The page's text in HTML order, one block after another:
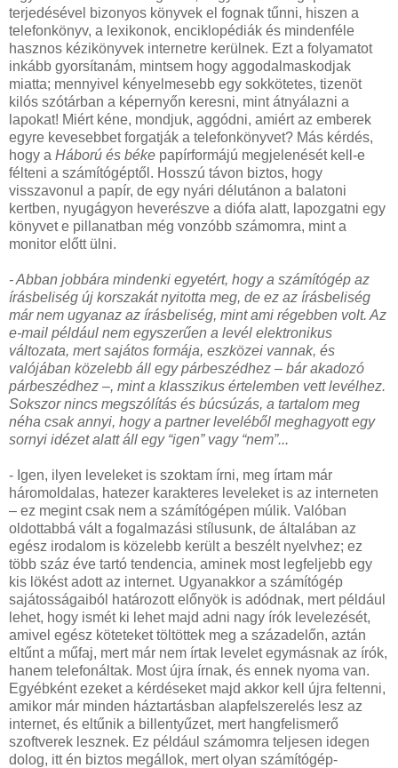
terjedésével bizonyos könyvek el fognak tűnni, hiszen a
telefonkönyv, a lexikonok, enciklopédiák és mindenféle
hasznos kézikönyvek internetre kerülnek. Ezt a folyamatot
inkább gyorsítanám, mintsem hogy aggodalmaskodjak
miatta; mennyivel kényelmesebb egy sokkötetes, tizenöt
kilós szótárban a képernyőn keresni, mint átnyálazni a
lapokat! Miért kéne, mondjuk, aggódni, amiért az emberek
egyre kevesebbet forgatják a telefonkönyvet? Más kérdés,
hogy a Háború és béke papírformájú megjelenését kell-e
félteni a számítógéptől. Hosszú távon biztos, hogy
visszavonul a papír, de egy nyári délutánon a balatoni
kertben, nyugágyon heverészve a diófa alatt, lapozgatni egy
könyvet e pillanatban még vonzóbb számomra, mint a
monitor előtt ülni.
- Abban jobbára mindenki egyetért, hogy a számítógép az
írásbeliség új korszakát nyitotta meg, de ez az írásbeliség
már nem ugyanaz az írásbeliség, mint ami régebben volt. Az
e-mail például nem egyszerűen a levél elektronikus
változata, mert sajátos formája, eszközei vannak, és
valójában közelebb áll egy párbeszédhez – bár akadozó
párbeszédhez –, mint a klasszikus értelemben vett levélhez.
Sokszor nincs megszólítás és búcsúzás, a tartalom meg
néha csak annyi, hogy a partner leveléből meghagyott egy
sornyi idézet alatt áll egy “igen” vagy “nem”...
- Igen, ilyen leveleket is szoktam írni, meg írtam már
háromoldalas, hatezer karakteres leveleket is az interneten
– ez megint csak nem a számítógépen múlik. Valóban
oldottabbá vált a fogalmazási stílusunk, de általában az
egész irodalom is közelebb került a beszélt nyelvhez; ez
több száz éve tartó tendencia, aminek most legfeljebb egy
kis lökést adott az internet. Ugyanakkor a számítógép
sajátosságaiból határozott előnyök is adódnak, mert például
lehet, hogy ismét ki lehet majd adni nagy írók levelezését,
amivel egész köteteket töltöttek meg a századelőn, aztán
eltűnt a műfaj, mert már nem írtak levelet egymásnak az írók,
hanem telefonáltak. Most újra írnak, és ennek nyoma van.
Egyébként ezeket a kérdéseket majd akkor kell újra feltenni,
amikor már minden háztartásban alapfelszerelés lesz az
internet, és eltűnik a billentyűzet, mert hangfelismerő
szoftverek lesznek. Ez például számomra teljesen idegen
dolog, itt én biztos megállok, mert olyan számítógép-